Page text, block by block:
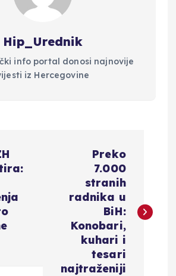
Hip_Urednik
info portal donosi najnovije
iz Hercegovine
Preko
7.000
stranih
radnika u
BiH:
Konobari,
kuhari i
tesari
najtraženiji